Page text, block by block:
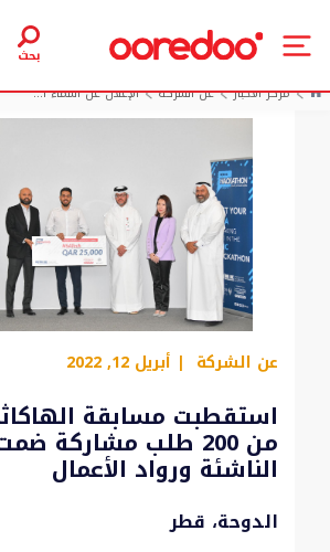
بحث
مركز الأخبار
عن الشركة الإعلان عن أسماء ا...
عن الشركة | أبريل 12, 2022
استقطبت مسابقة
من 200 طلب مشاركة
الناشئة ورواد الأعمال
الدوحة، قطر